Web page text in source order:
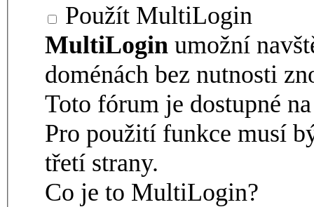
Použít MultiLogin
MultiLogin umožní
doménách bez nutnosti
Toto fórum je dostupné
Pro použití funkce musí
třetí strany.
Co je to MultiLogin?